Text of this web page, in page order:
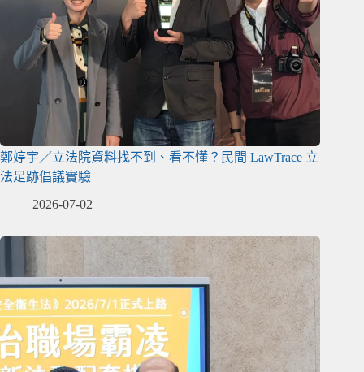
鄭婷宇／立法院資料找不到、看不懂？民間 LawTrace 立
法足跡倡議實驗
2026-07-02